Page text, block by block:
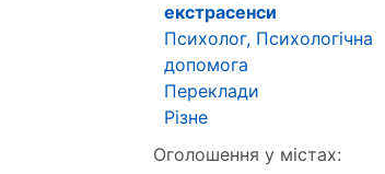
екстрасенси
Психолог, Психологічна
допомога
Переклади
Різне
Оголошення у містах: